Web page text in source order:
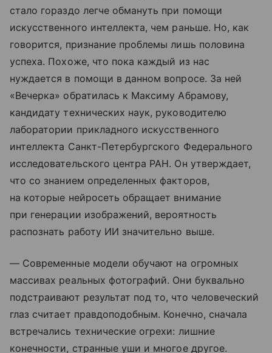
стало гораздо легче обмануть при помощи
искусственного интеллекта, чем раньше. Но, как
говорится, признание проблемы лишь половина
успеха. Похоже, что пока каждый из нас
нуждается в помощи в данном вопросе. За ней
«Вечерка» обратилась к Максиму Абрамову,
кандидату технических наук, руководителю
лаборатории прикладного искусственного
интеллекта Санкт-Петербургского Федерального
исследовательского центра РАН. Он утверждает,
что со знанием определенных факторов,
на которые нейросеть обращает внимание
при генерации изображений, вероятность
распознать работу ИИ значительно выше.
— Современные модели обучают на огромных
массивах реальных фотографий. Они буквально
подстраивают результат под то, что человеческий
глаз считает правдоподобным. Конечно, сначала
встречались технические огрехи: лишние
конечности, странные уши и многое другое.